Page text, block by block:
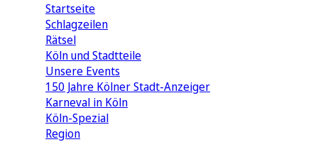
Startseite
Schlagzeilen
Rätsel
Köln und Stadtteile
Unsere Events
150 Jahre Kölner Stadt-Anzeiger
Karneval in Köln
Köln-Spezial
Region